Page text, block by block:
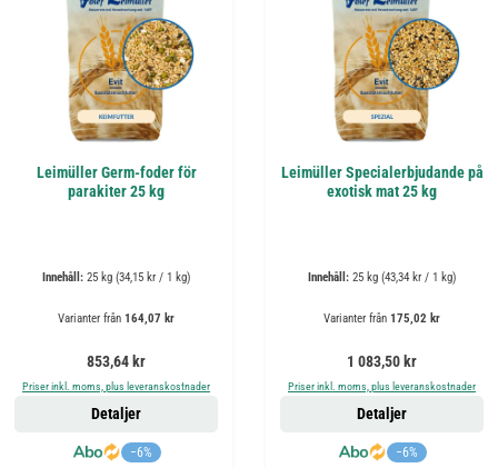
Leimüller Germ-foder för
parakiter 25 kg
Innehåll: 25 kg (34,15 kr / 1 kg)
Varianter från 164,07 kr
Ordinarie pris:
853,64 kr
Priser inkl. moms, plus leveranskostnader
−6%
Detaljer
Leimüller Specialerbjudande på
exotisk mat 25 kg
Innehåll: 25 kg (43,34 kr / 1 kg)
Varianter från 175,02 kr
Ordinarie pris:
1 083,50 kr
Priser inkl. moms, plus leveranskostnader
−6%
Detaljer